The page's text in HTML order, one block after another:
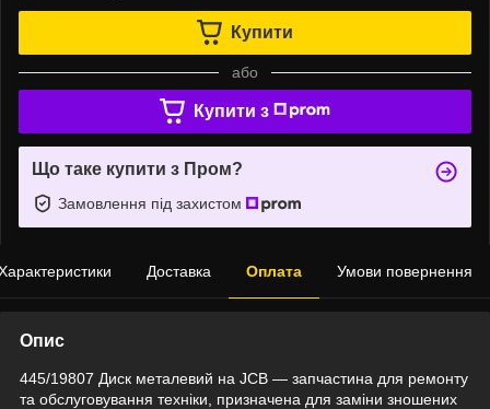
Купити
або
Купити з
Що таке купити з Пром?
Замовлення під захистом
Доставка Оплата Умови повернення
Опис
445/19807 Диск металевий на JCB — запчастина для ремонту
та обслуговування техніки, призначена для заміни зношених